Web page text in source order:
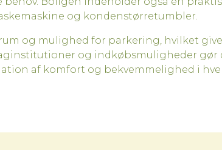
og kondenstørretumbler.
og mulighed for parkering, hvilket
og indkøbsmuligheder gør
af komfort og bekvemmelighed i